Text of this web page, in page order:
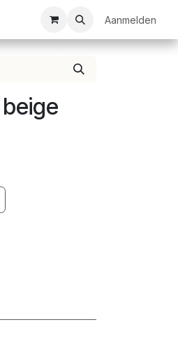
Bedrukkingen Clubkledij
Aanmelden